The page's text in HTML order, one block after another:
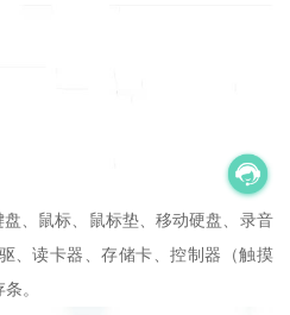
、鼠标、鼠标垫、移动硬盘、录音
、读卡器、存储卡、控制器（触摸
。